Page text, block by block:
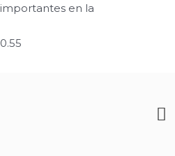
importantes en la